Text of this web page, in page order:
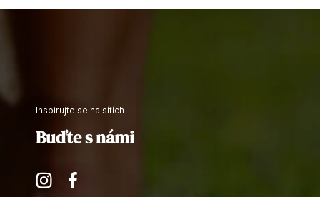
Inspirujte se na sítích
Buďte s námi
InstagramFacebook